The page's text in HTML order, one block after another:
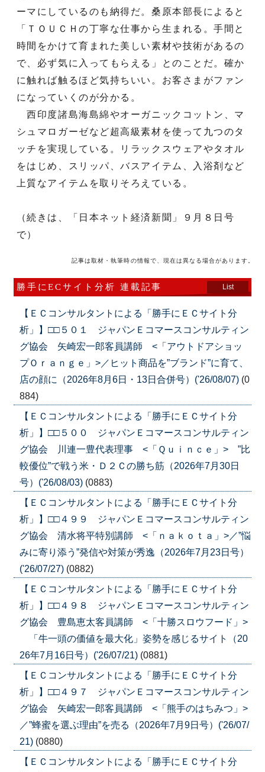
ーマにしているのも納得だ。桑原本部長によると
「ＴＯＵＣＨの丁寧な仕事から生まれる。手間と
時間をかけて育まれた美しい素材や技術があるの
で、必ず気に入ってもらえる」とのことだ。確か
に触れば触るほど気持ちいい。お客さまがファン
になっていくのが分かる。
西印度諸島海島綿やオーガニックコットン、マ
シュマロガーゼなど超高級素材を使って九つのタ
ッチを実現している。リラックスウェアやタオル
をはじめ、スリッパ、バスアイテム、入浴剤など
上質なアイテムを取りそろえている。
（続きは、「日本ネット経済新聞」９月８日号
で）
記事は取材・執筆時の情報で、現在は異なる場合があります。
勝手にECサイト分析 連載記事 List
【ＥＣコンサルタントによる「勝手にＥＣサイト分
析」】□□５０１ ジャパンＥコマースコンサルティン
グ協会 矢崎宏一郎客員講師 <「アウトドアショッ
プＯｒａｎｇｅ」>／ヒット商品を”ブランド”に育て、
店の顔に（2026年8月6日・13日合併号）('26/08/07) (0
884)
【ＥＣコンサルタントによる「勝手にＥＣサイト分
析」】□□５００ ジャパンＥコマースコンサルティン
グ協会 川連一豊代表理事 <「Ｑｕｉｎｃｅ」> ”比
較優位”で戦う米・Ｄ２Ｃの勝ち筋（2026年7月30日
号）('26/08/03) (0883)
【ＥＣコンサルタントによる「勝手にＥＣサイト分
析」】□□４９９ ジャパンＥコマースコンサルティン
グ協会 清水将平特別講師 <「ｎａｋｏｔａ」>／”悩
みに寄り添う”発信や対策が秀逸（2026年7月23日号）
('26/07/27) (0882)
【ＥＣコンサルタントによる「勝手にＥＣサイト分
析」】□□４９８ ジャパンＥコマースコンサルティン
グ協会 豊島恵太客員講師 <「十勝スロウフード」>
「牛一頭の価値を最大化」姿勢を感じるサイト（20
26年7月16日号）('26/07/21) (0881)
【ＥＣコンサルタントによる「勝手にＥＣサイト分
析」】□□４９７ ジャパンＥコマースコンサルティン
グ協会 矢崎宏一郎客員講師 <「熊手のはちみつ」>
／”蜂蜜を選ぶ理由”を売る（2026年7月9日号）('26/07/
21) (0880)
【ＥＣコンサルタントによる「勝手にＥＣサイト分